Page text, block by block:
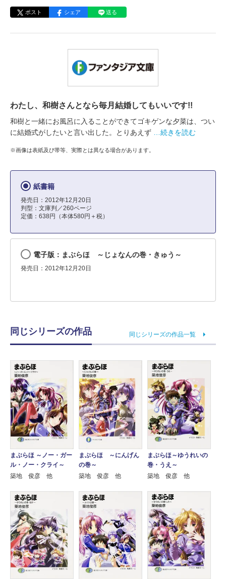
ポスト シェア 送る
わたし、和樹さんとなら毎月結婚してもいいです!!
和樹と一緒にお風呂に入ることができてゴキゲンな夕菜は、つい
に結婚式がしたいと言い出した。とりあえず
…続きを読む
※画像は表紙及び帯等、実際とは異なる場合があります。
紙書籍
発売日：2012年12月20日
判型：文庫判／260ページ
定価：638円（本体580円＋税）
電子版：まぶらほ ～じょなんの巻・きゅう～
発売日：2012年12月20日
同じシリーズの作品 同じシリーズの作品一覧
まぶらほ ～ノー・ガー
ル・ノー・クライ～
築地 俊彦 他
まぶらほ ～にんげん
の巻～
築地 俊彦 他
まぶらほ～ゆうれいの
巻・うえ～
築地 俊彦 他